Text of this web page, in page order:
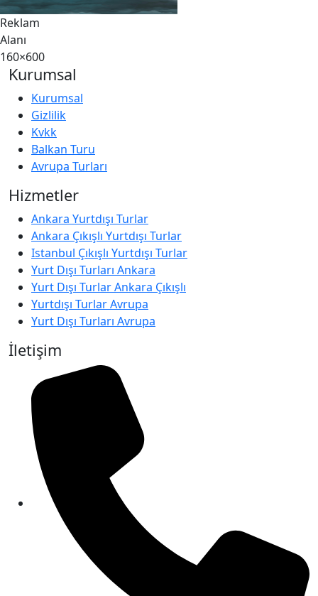
Reklam
Alanı
160×600
Kurumsal
Kurumsal
Gizlilik
Kvkk
Balkan Turu
Avrupa Turları
Hizmetler
Ankara Yurtdışı Turlar
Ankara Çıkışlı Yurtdışı Turlar
Istanbul Çıkışlı Yurtdışı Turlar
Yurt Dışı Turları Ankara
Yurt Dışı Turlar Ankara Çıkışlı
Yurtdışı Turlar Avrupa
Yurt Dışı Turları Avrupa
İletişim